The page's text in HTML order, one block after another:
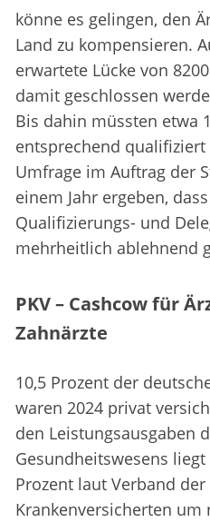
könne es gelingen, den
Land zu kompensieren.
erwartete Lücke von
damit geschlossen
Bis dahin müssten etwa
entsprechend qualifiziert
Umfrage im Auftrag der
einem Jahr ergeben,
Qualifizierungs- und
mehrheitlich ablehnend
PKV – Cashcow für
Zahnärzte
10,5 Prozent der
waren 2024 privat
den Leistungsausgaben
Gesundheitswesens
Prozent laut Verband der
Krankenversicherten um